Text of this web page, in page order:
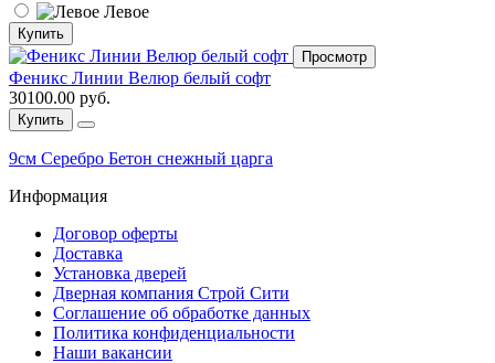
Левое
Купить
Просмотр
Феникс Линии Велюр белый софт
30100.00 руб.
Купить
9см Серебро Бетон снежный царга
Информация
Договор оферты
Доставка
Установка дверей
Дверная компания Строй Сити
Соглашение об обработке данных
Политика конфиденциальности
Наши вакансии